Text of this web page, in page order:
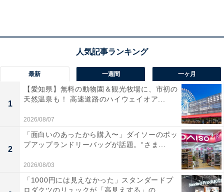
ザ・メロンパン」です。
最新 一週間 一ヶ月
1
【愛知県】無料の動物園＆観光牧場に、市初の
天然温泉も！ 高速道路のハイウェイオア...
2026/08/07
2
「面白いのあったから購入〜」ダイソーのポッ
プアップランドリーバッグが話題。“さま...
2026/08/03
「1000円には見えなかった」スタンダードプ
ロダクツのリュックが「高見えする」の...